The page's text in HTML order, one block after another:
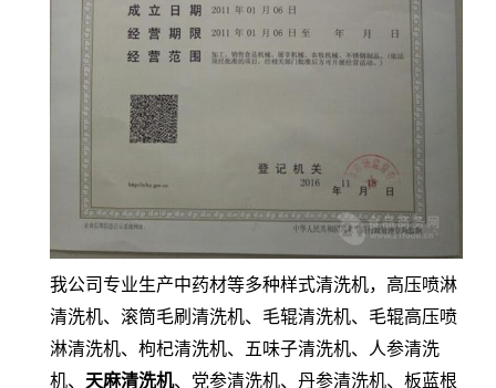
我公司专业生产中药材等多种样式清洗机，高压喷淋
清洗机、滚筒毛刷清洗机、毛辊清洗机、毛辊高压喷
淋清洗机、枸杞清洗机、五味子清洗机、人参清洗
机、 天麻清洗机、党参清洗机、丹参清洗机、板蓝根